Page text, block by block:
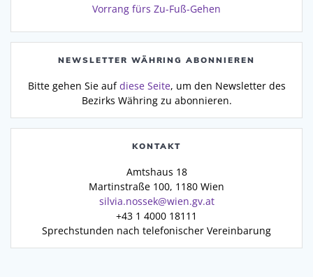
Vorrang fürs Zu-Fuß-Gehen
NEWSLETTER WÄHRING ABONNIEREN
Bitte gehen Sie aufdiese Seite, um den Newsletter des
Bezirks Währing zu abonnieren.
KONTAKT
Amtshaus 18
Martinstraße 100, 1180 Wien
silvia.nossek@wien.gv.at
+43 1 4000 18111
Sprechstunden nach telefonischer Vereinbarung